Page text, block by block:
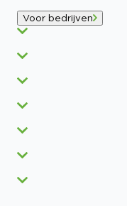
Voor bedrijven